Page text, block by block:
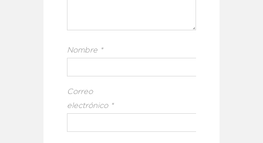
Nombre *
Correo
electrónico *